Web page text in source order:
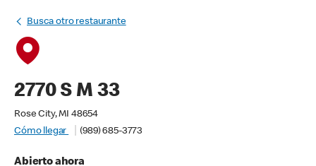
Busca otro restaurante
2770 S M 33
Rose City, MI 48654
Cómo llegar
(989) 685-3773
Abierto ahora